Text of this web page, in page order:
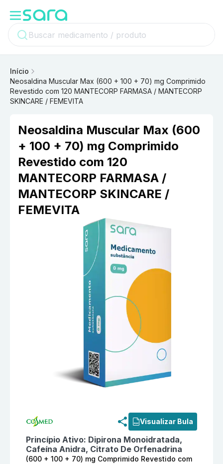
Início
Neosaldina Muscular Max (600 + 100 + 70) mg Comprimido
Revestido com 120 MANTECORP FARMASA / MANTECORP
SKINCARE / FEMEVITA
Neosaldina Muscular Max (600
+ 100 + 70) mg Comprimido
Revestido com 120
MANTECORP FARMASA /
MANTECORP SKINCARE /
FEMEVITA
Visualizar Bula
Princípio Ativo: Dipirona Monoidratada,
Cafeína Anidra, Citrato De Orfenadrina
(600 + 100 + 70) mg Comprimido Revestido com